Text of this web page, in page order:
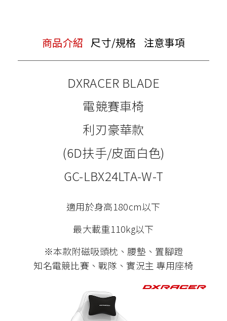
商品介紹 尺寸/規格 注意事項
DXRACER BLADE
電競賽車椅
利刃豪華款
(6D扶手/皮面白色)
GC-LBX24LTA-W-T
適用於身高180cm以下
最大載重110kg以下
※本款附磁吸頭枕、腰墊、置腳蹬
知名電競比賽、戰隊、實況主 專用座椅